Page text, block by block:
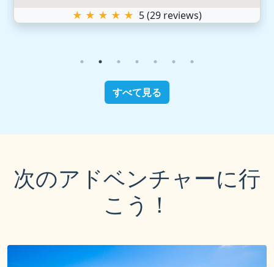
★ ★ ★ ★ ★ 5(29 reviews)
すべて見る
次のアドベンチャーに行
こう！